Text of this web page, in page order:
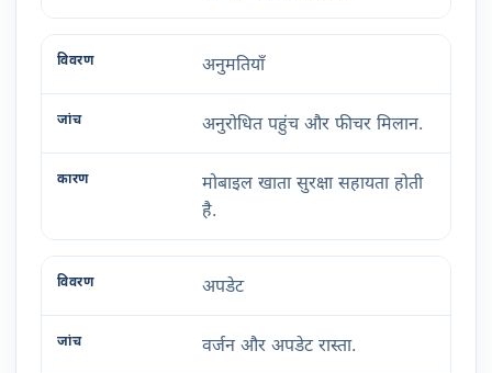
अनुमतियाँ
अनुरोधित पहुंच और फीचर मिलान.
मोबाइल खाता सुरक्षा सहायता होती
है.
अपडेट
वर्जन और अपडेट रास्ता.